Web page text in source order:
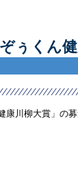
ぅくん
康川柳大賞」の